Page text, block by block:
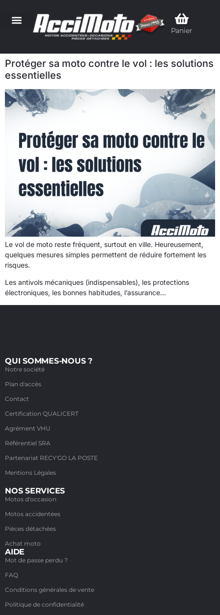
Panier
Protéger sa moto contre le vol : les solutions
essentielles
Le vol de moto reste fréquent, surtout en ville. Heureusement,
quelques mesures simples permettent de réduire fortement les
risques.
Les antivols mécaniques (indispensables), les protections
électroniques, les bonnes habitudes, l’assurance…
QUI SOMMES-NOUS ?
Notre société
Plan d'accès
Contact
Certification QUALICERT
Agrément VHU
Référentiel SRA
Partenariat RECY'GO LA POSTE
Mentions Légales
NOS SERVICES
Motos d'occasion
Motos accidentées
Pièces détachées
Achat moto
AIDE
Mot de passe perdu ?
FAQ
Conditions générales de vente
Politique de confidentialité